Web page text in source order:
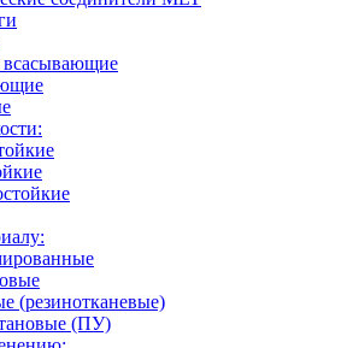
(резинотканевые)
(ПУ)